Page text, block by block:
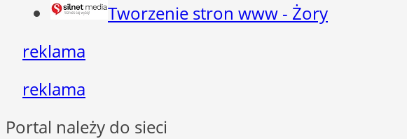
Tworzenie stron www - Żory
reklama
reklama
Portal należy do sieci